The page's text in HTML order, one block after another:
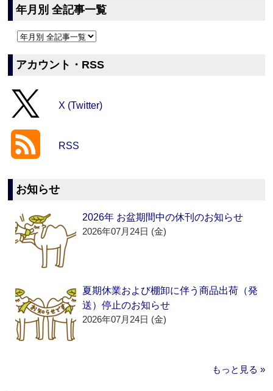
年月別 全記事一覧
アカウント・RSS
X (Twitter)
RSS
お知らせ
2026年 お盆期間中の休刊のお知らせ
2026年07月24日 (金)
夏期休業および棚卸に伴う商品出荷（発
送）停止のお知らせ
2026年07月24日 (金)
もっと見る »